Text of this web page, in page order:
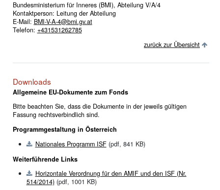
Bundesministerium für Inneres (BMI), Abteilung V/A/4
Kontaktperson: Leitung der Abteilung
E-Mail: BMI-V-A-4@bmi.gv.at
Telefon: +431531262785
zurück zur Übersicht
Downloads
Allgemeine EU-Dokumente zum Fonds
Bitte beachten Sie, dass die Dokumente in der jeweils gültigen
Fassung rechtsverbindlich sind.
Programmgestaltung in Österreich
Nationales Programm ISF(pdf, 841 KB)
Weiterführende Links
Horizontale Verordnung für den AMIF und den ISF (Nr.
514/2014)(pdf, 1001 KB)